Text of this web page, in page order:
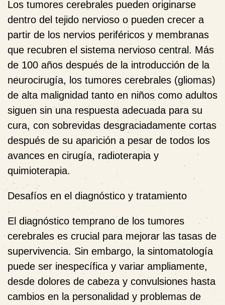
Los tumores cerebrales pueden originarse
dentro del tejido nervioso o pueden crecer a
partir de los nervios periféricos y membranas
que recubren el sistema nervioso central. Más
de 100 años después de la introducción de la
neurocirugía, los tumores cerebrales (gliomas)
de alta malignidad tanto en niños como adultos
siguen sin una respuesta adecuada para su
cura, con sobrevidas desgraciadamente cortas
después de su aparición a pesar de todos los
avances en cirugía, radioterapia y
quimioterapia.
Desafíos en el diagnóstico y tratamiento
El diagnóstico temprano de los tumores
cerebrales es crucial para mejorar las tasas de
supervivencia. Sin embargo, la sintomatología
puede ser inespecífica y variar ampliamente,
desde dolores de cabeza y convulsiones hasta
cambios en la personalidad y problemas de